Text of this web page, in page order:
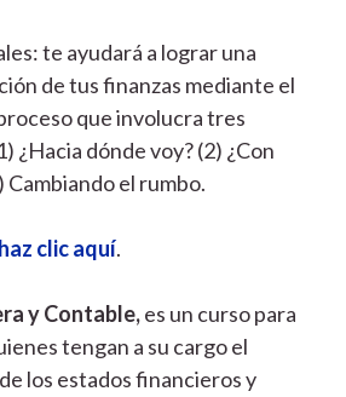
te ayudará a lograr una
de tus finanzas mediante el
que involucra tres
¿Hacia dónde voy? (2) ¿Con
Cambiando el rumbo.
clic aquí.
y Contable,es un curso para
tengan a su cargo el
los estados financieros y